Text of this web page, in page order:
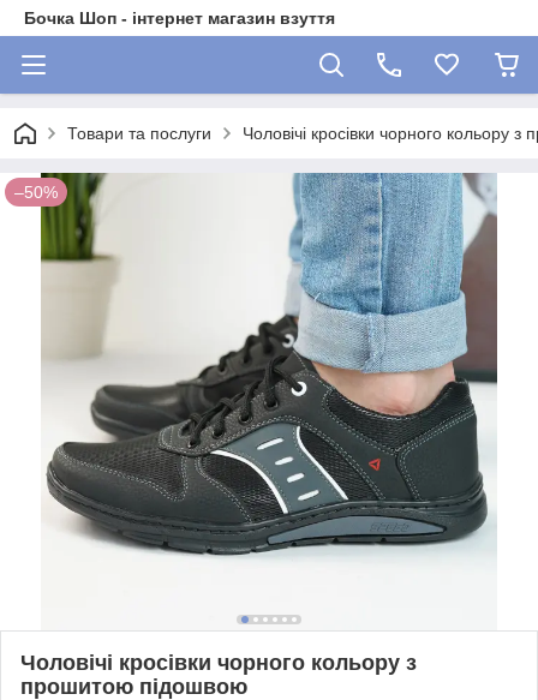
Бочка Шоп - інтернет магазин взуття
Товари та послуги Чоловічі кросівки чорного кольору
–50%
Чоловічі кросівки чорного кольору з
прошитою підошвою